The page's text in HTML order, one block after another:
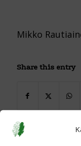
Mikko
Share this entry